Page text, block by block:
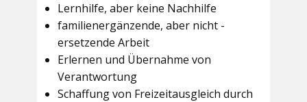
Lernhilfe, aber keine Nachhilfe
familienergänzende, aber nicht -
ersetzende Arbeit
Erlernen und Übernahme von
Verantwortung
Schaffung von Freizeitausgleich durch